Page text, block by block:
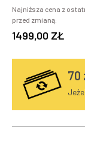
Najniższa cena z
przed zmianą:
1499,00 ZŁ
70